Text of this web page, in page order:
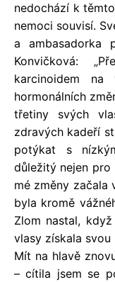
nedochází k
nemoci souvisí.
a ambasadorka
Konvičková:
karcinoidem
hormonálních
třetiny svých
zdravých kadeří
potýkat s
důležitý nejen pro
mé změny začala
byla kromě
Zlom nastal,
vlasy získala
Mít na hlavě
– cítila jsem se